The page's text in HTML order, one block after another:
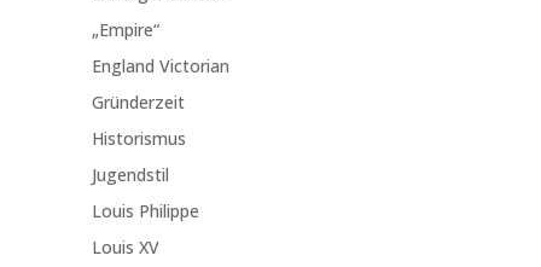
„Empire“
England Victorian
Gründerzeit
Historismus
Jugendstil
Louis Philippe
Louis XV